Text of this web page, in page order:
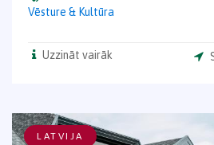
Vēsture & Kultūra
Uzzināt vairāk
LATVIJA